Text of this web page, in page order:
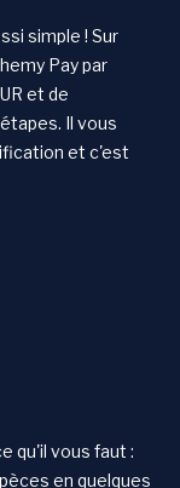
simple ! Sur
Pay par
et de
Il vous
et c'est
qu'il vous faut :
en quelques